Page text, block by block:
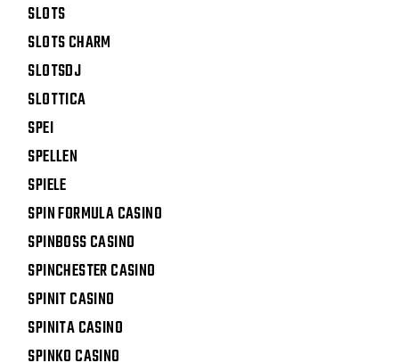
SLOTS
SLOTS CHARM
SLOTSDJ
SLOTTICA
SPEI
SPELLEN
SPIELE
SPIN FORMULA CASINO
SPINBOSS CASINO
SPINCHESTER CASINO
SPINIT CASINO
SPINITA CASINO
SPINKO CASINO